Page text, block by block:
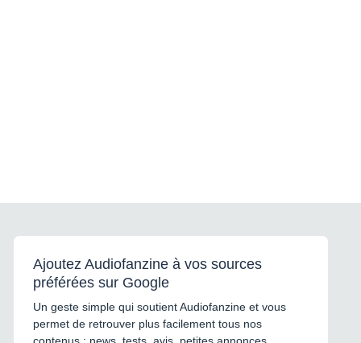
Ajoutez Audiofanzine à vos sources
préférées sur Google
Un geste simple qui soutient Audiofanzine et vous
permet de retrouver plus facilement tous nos
contenus : news, tests, avis, petites annonces,